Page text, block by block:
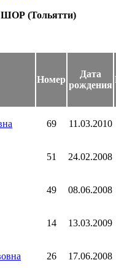
(Тольятти)
Номер
Дата
рождения
69 11.03.2010
51 24.02.2008
49 08.06.2008
14 13.03.2009
26 17.06.2008